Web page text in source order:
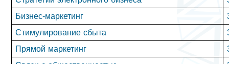
Бизнес-маркетинг
Стимулирование сбыта
Прямой маркетинг